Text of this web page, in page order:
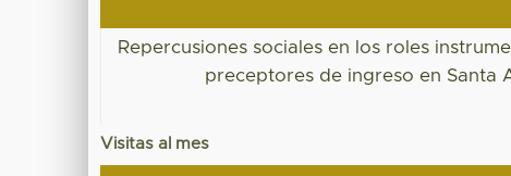
Repercusiones sociales en los roles
preceptores de ingreso en Santa
Visitas al mes